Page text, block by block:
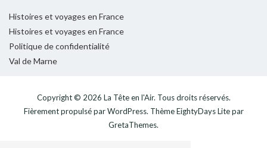
Histoires et voyages en France
Histoires et voyages en France
Politique de confidentialité
Val de Marne
Copyright © 2026 La Tête en l'Air. Tous droits réservés.
Fièrement propulsé parWordPress. ThèmeEightyDays Litepar
GretaThemes.